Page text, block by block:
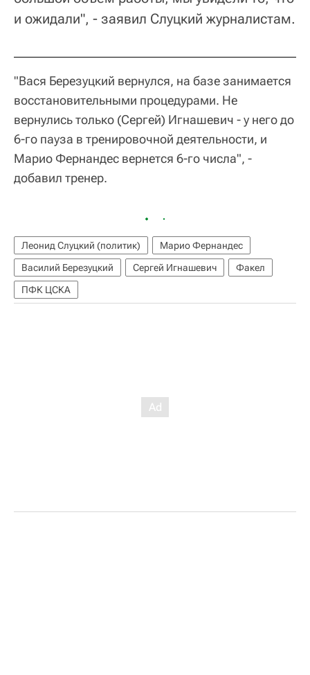
и ожидали", - заявил Слуцкий журналистам.
"Вася Березуцкий вернулся, на базе занимается
восстановительными процедурами. Не
вернулись только (Сергей) Игнашевич - у него до
6-го пауза в тренировочной деятельности, и
Марио Фернандес вернется 6-го числа", -
добавил тренер.
Леонид Слуцкий (политик)
Марио Фернандес
Василий Березуцкий
Сергей Игнашевич
Факел
ПФК ЦСКА